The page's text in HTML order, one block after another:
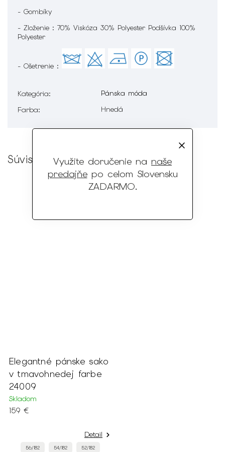
Využite doručenie na naše
predajňepo celom Slovensku
ZADARMO.
- Gombíky
- Zloženie : 70% Viskóza 30% Polyester Podšívka 100%
Polyester
- Ošetrenie :
Kategória:
Pánska móda
Farba: Hnedá
Súvisiaci tovar
Elegantné pánske sako
v tmavohnedej farbe
24009
Skladom
159 €
Detail
56/182 54/182 52/182